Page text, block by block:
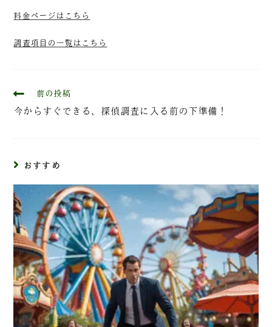
料金ページはこちら
調査項目の一覧はこちら
前の投稿
今からすぐできる、探偵調査に入る前の下準備！
おすすめ